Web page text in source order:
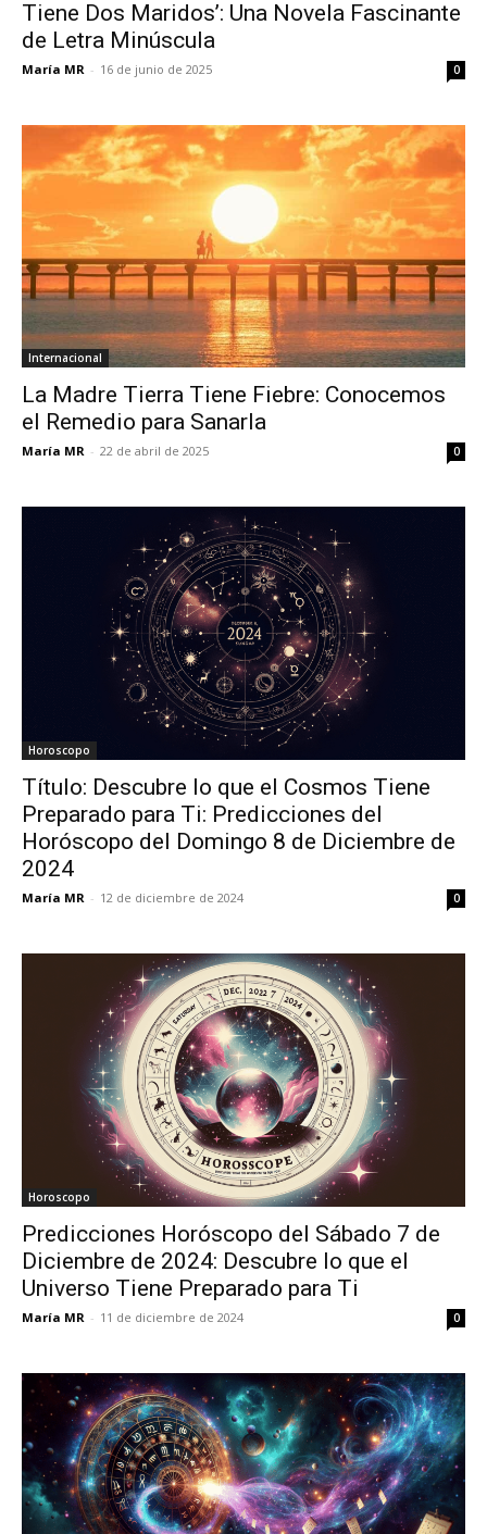
Tiene Dos Maridos’: Una Novela Fascinante
de Letra Minúscula
María MR - 16 de junio de 2025 0
Internacional
La Madre Tierra Tiene Fiebre: Conocemos
el Remedio para Sanarla
María MR - 22 de abril de 2025 0
Horoscopo
Título: Descubre lo que el Cosmos Tiene
Preparado para Ti: Predicciones del
Horóscopo del Domingo 8 de Diciembre de
2024
María MR - 12 de diciembre de 2024 0
Horoscopo
Predicciones Horóscopo del Sábado 7 de
Diciembre de 2024: Descubre lo que el
Universo Tiene Preparado para Ti
María MR - 11 de diciembre de 2024 0